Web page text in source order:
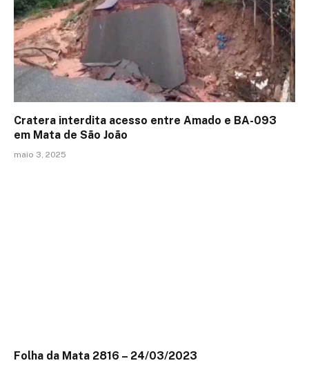
Cratera interdita acesso entre Amado e BA-093
em Mata de São João
maio 3, 2025
Folha da Mata 2816 – 24/03/2023